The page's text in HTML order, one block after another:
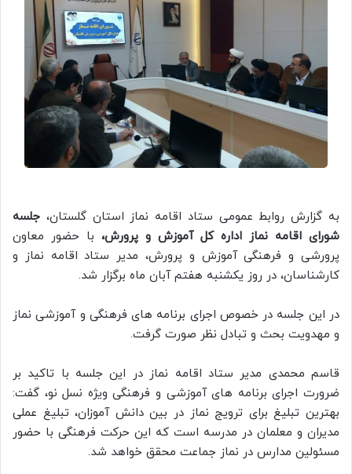
به گزارش روابط عمومی ستاد اقامه نماز استان گلستان، جلسه
شورای اقامه نماز اداره کل آموزش و پرورش، با حضور معاون
پرورشی و فرهنگی آموزش و پرورش، مدیر ستاد اقامه نماز و
کارشناسان، در روز یکشنبه هفتم آبان ماه برگزار شد.
در این جلسه در خصوص اجرای برنامه های فرهنگی و آموزشی نماز
و مهدویت بحث و تبادل نظر صورت گرفت.
قاسم محمدی مدیر ستاد اقامه نماز در این جلسه با تاکید بر
ضرورت اجرای برنامه های آموزشی و فرهنگی ویژه نسل نو، گفت:
بهترین تبلیغ برای ترویج نماز در بین دانش آموزان، تبلیغ عملی
مدیران و معلمان در مدرسه است که این حرکت فرهنگی با حضور
مسئولین مدارس در نماز جماعت محقق خواهد شد.